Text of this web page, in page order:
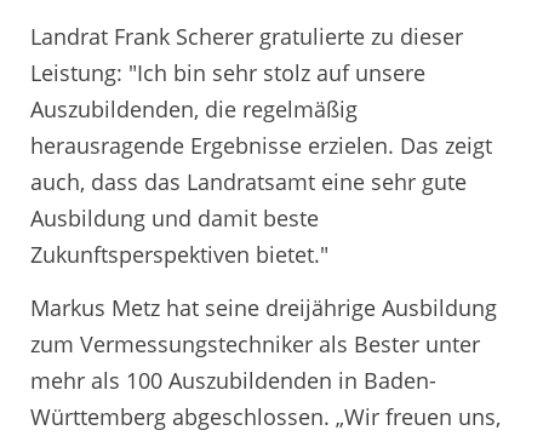
Landrat Frank Scherer gratulierte zu dieser
Leistung: "Ich bin sehr stolz auf unsere
Auszubildenden, die regelmäßig
herausragende Ergebnisse erzielen. Das zeigt
auch, dass das Landratsamt eine sehr gute
Ausbildung und damit beste
Zukunftsperspektiven bietet."
Markus Metz hat seine dreijährige Ausbildung
zum Vermessungstechniker als Bester unter
mehr als 100 Auszubildenden in Baden-
Württemberg abgeschlossen. „Wir freuen uns,